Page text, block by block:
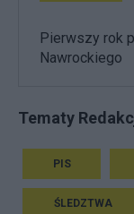
Pierwszy rok
Nawrockiego
Tematy
PIS
ŚLEDZTWA